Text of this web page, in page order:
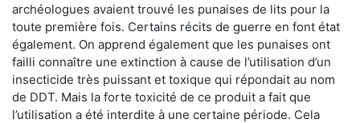
archéologues avaient trouvé les punaises de lits pour la
toute première fois. Certains récits de guerre en font état
également. On apprend également que les punaises ont
failli connaître une extinction à cause de l’utilisation d’un
insecticide très puissant et toxique qui répondait au nom
de DDT. Mais la forte toxicité de ce produit a fait que
l’utilisation a été interdite à une certaine période. Cela